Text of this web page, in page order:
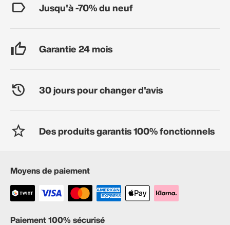
Jusqu'à -70% du neuf
Garantie 24 mois
30 jours pour changer d'avis
Des produits garantis 100% fonctionnels
Moyens de paiement
Paiement 100% sécurisé